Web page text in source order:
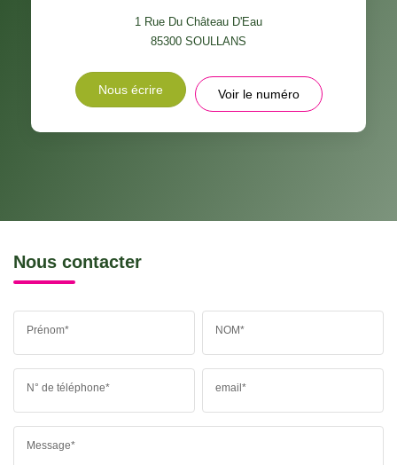
1 Rue Du Château D'Eau
85300 SOULLANS
Nous écrire Voir le numéro
Nous contacter
Prénom* NOM*
N° de téléphone* email*
Message*